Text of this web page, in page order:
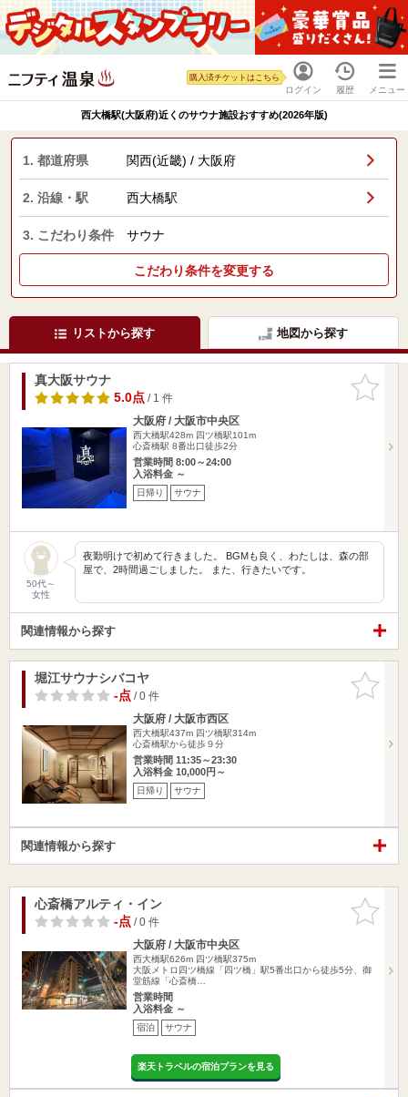
ログイン
購入済チケットはこちら
履歴 メニュー
西大橋駅(大阪府)近くのサウナ施設おすすめ(2026年版)
1. 都道府県 関西(近畿) / 大阪府
2. 沿線・駅 西大橋駅
3. こだわり条件 サウナ
こだわり条件を変更する
リストから探す 地図から探す
お気に入
りに追加
真大阪サウナ
5.0点/ 1 件
大阪府 / 大阪市中央区
西大橋駅428m 四ツ橋駅101m
心斎橋駅 8番出口徒歩2分
営業時間 8:00～24:00
入浴料金 ～
日帰り サウナ
50代～
女性
夜勤明けで初めて行きました。 BGMも良く、わたしは、森の部
屋で、2時間過ごしました。 また、行きたいです。
関連情報から探す
お気に入
りに追加
堀江サウナシバコヤ
-点/ 0 件
大阪府 / 大阪市西区
西大橋駅437m 四ツ橋駅314m
心斎橋駅から徒歩９分
営業時間 11:35～23:30
入浴料金 10,000円～
日帰り サウナ
関連情報から探す
お気に入
りに追加
心斎橋アルティ・イン
-点/ 0 件
大阪府 / 大阪市中央区
西大橋駅626m 四ツ橋駅375m
大阪メトロ四ツ橋線「四ツ橋」駅5番出口から徒歩5分、御
堂筋線「心斎橋…
営業時間
入浴料金 ～
宿泊 サウナ
楽天トラベルの宿泊プランを見る